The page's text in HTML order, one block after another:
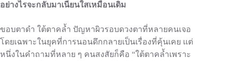
อย่างไรจะกลับมาเนียนใสเหมือนเดิม
ขอบตาดำ ใต้ตาคล้ำ ปัญหาผิวรอบดวงตาที่หลายคนเจอ
โดยเฉพาะในยุคที่การนอนดึกกลายเป็นเรื่องที่คุ้นเคย แต่
หนึ่งในคำถามที่หลาย ๆ คนสงสัยก็คือ “ใต้ตาคล้ำเพราะ